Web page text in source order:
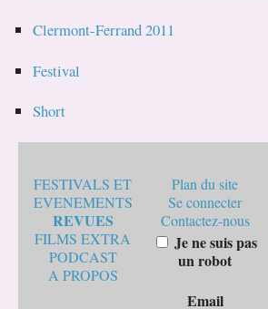
Clermont-Ferrand 2011
Festival
Short
FESTIVALS ET
EVENEMENTS
REVUES
FILMS EXTRA
PODCAST
A PROPOS
Plan du site
Se connecter
Contactez-nous
Je ne suis pas
un robot
Email